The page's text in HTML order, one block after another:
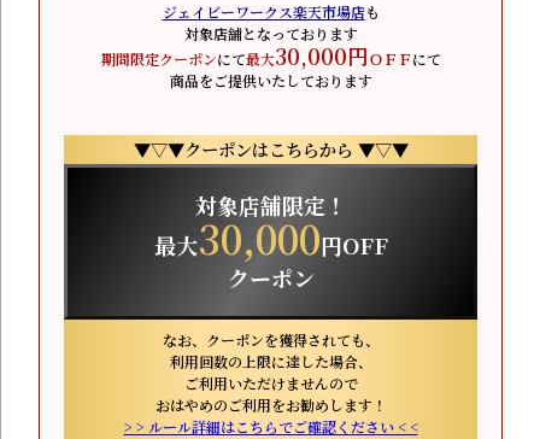
ジェイビーワークス楽天市場店も
対象店舗となっております
期間限定クーポンにて最大30,000円ＯＦＦにて
商品をご提供いたしております
▼▽▼クーポンはこちらから ▼▽▼
対象店舗限定！
最大30,000円OFF
クーポン
なお、クーポンを獲得されても、
利用回数の上限に達した場合、
ご利用いただけませんので
おはやめのご利用をお勧めします！
> > ルール詳細はこちらでご確認ください < <